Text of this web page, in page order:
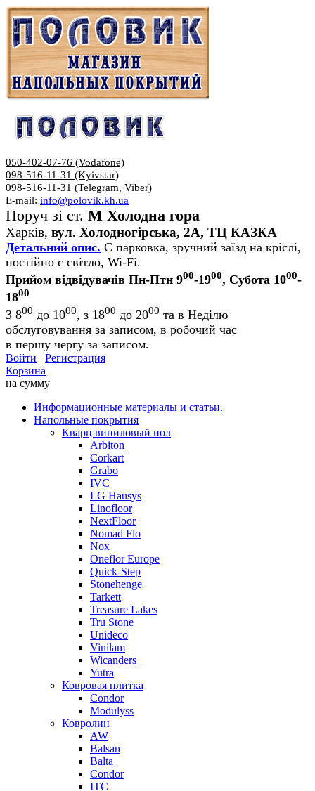
050-402-07-76 (Vodafone)
098-516-11-31 (Kyivstar)
098-516-11-31 (Telegram, Viber)
E-mail: info@polovik.kh.ua
Поруч зі ст. М Холодна гора
Харків, вул. Холодногірська, 2А, ТЦ КАЗКА
Детальний опис. Є парковка, зручний заїзд на кріслі,
постійно є світло, Wi-Fi.
Прийом відвідувачів Пн-Птн 900-1900, Субота 1000-
1800
З 800 до 1000, з 1800 до 2000 та в Неділю
обслуговування за записом, в робочий час
в першу чергу за записом.
Войти
Регистрация
Корзина
на сумму
Информационные материалы и статьи.
Напольные покрытия
Кварц виниловый пол
Arbiton
Corkart
Grabo
IVC
LG Hausys
Linofloor
NextFloor
Nomad Flo
Nox
Oneflor Europe
Quick-Step
Stonehenge
Tarkett
Treasure Lakes
Tru Stone
Unideco
Vinilam
Wicanders
Yutra
Ковровая плитка
Condor
Modulyss
Ковролин
AW
Balsan
Balta
Condor
ITC